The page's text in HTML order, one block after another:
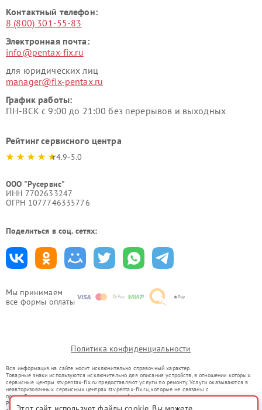
Мы принимаем
все формы оплаты
Контактный телефон:
8 (800) 301-55-83
Электронная почта:
info@pentax-fix.ru
для юридических лиц
manager@fix-pentax.ru
График работы:
ПН-ВСК с 9:00 до 21:00 без перерывов и выходных
Рейтинг сервисного центра
4.9-5.0
ООО "Русервис"
ИНН 7702633247
ОГРН 1077746335776
Поделиться в соц. сетях:
Политика конфиденциальности
Вся информация на сайте носит исключительно справочный характер.
Товарные знаки используются исключительно для описания устройств, в отношении которых
сервисные центры stv.pentax-fix.ru предоставляют услуги по ремонту. Услуги оказываются в
неавторизованных сервисных центрах stv.pentax-fix.ru, которые не связаны с
правообладателями товарных знаков или их официальными представителями.
Ремонт осуществляется для устройств, уже введенных в гражданский оборот в соответствии